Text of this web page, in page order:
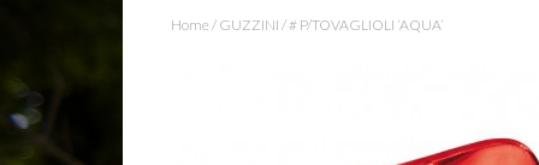
Home / GUZZINI / # P/TOVAGLIOLI ‘AQUA’